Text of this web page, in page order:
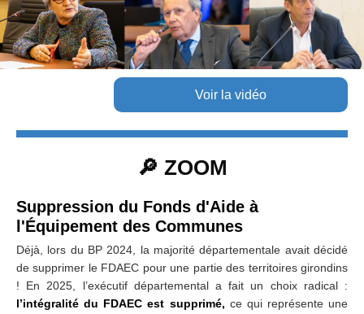
Voir la vidéo
🔎 ZOOM
Suppression du Fonds d'Aide à
l'Équipement des Communes
Déjà, lors du BP 2024, la majorité départementale avait décidé
de supprimer le FDAEC pour une partie des territoires girondins
! En 2025, l’exécutif départemental a fait un choix radical :
l’intégralité du FDAEC est supprimé, ce qui représente une